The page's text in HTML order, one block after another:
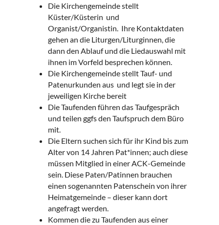
Die Kirchengemeinde stellt
Küster/Küsterin und
Organist/Organistin. Ihre Kontaktdaten
gehen an die Liturgen/Liturginnen, die
dann den Ablauf und die Liedauswahl mit
ihnen im Vorfeld besprechen können.
Die Kirchengemeinde stellt Tauf- und
Patenurkunden aus und legt sie in der
jeweiligen Kirche bereit
Die Taufenden führen das Taufgespräch
und teilen ggfs den Taufspruch dem Büro
mit.
Die Eltern suchen sich für ihr Kind bis zum
Alter von 14 Jahren Pat*innen; auch diese
müssen Mitglied in einer ACK-Gemeinde
sein. Diese Paten/Patinnen brauchen
einen sogenannten Patenschein von ihrer
Heimatgemeinde – dieser kann dort
angefragt werden.
Kommen die zu Taufenden aus einer